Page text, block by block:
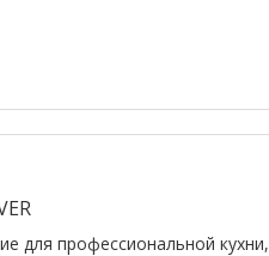
для профессиональной кухни,